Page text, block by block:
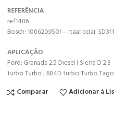
REFERÊNCIA
ref1406
Bosch: 1006209501 – ltaal cciai:
APLICAÇÃO
Ford: Granada 2.5 Diesel I Sierra D
turbo Turbo | 604D turbo Turbo
Comparar
Adicionar à